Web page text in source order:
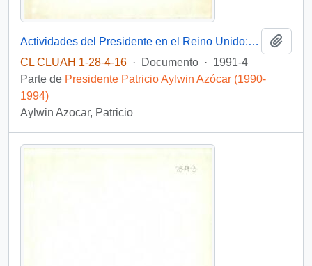
Actividades del Presidente en el Reino Unido: minutas de conversación y biografías.
CL CLUAH 1-28-4-16 · Documento · 1991-4
Parte de Presidente Patricio Aylwin Azócar (1990-
1994)
Aylwin Azocar, Patricio